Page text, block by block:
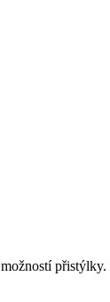
možností